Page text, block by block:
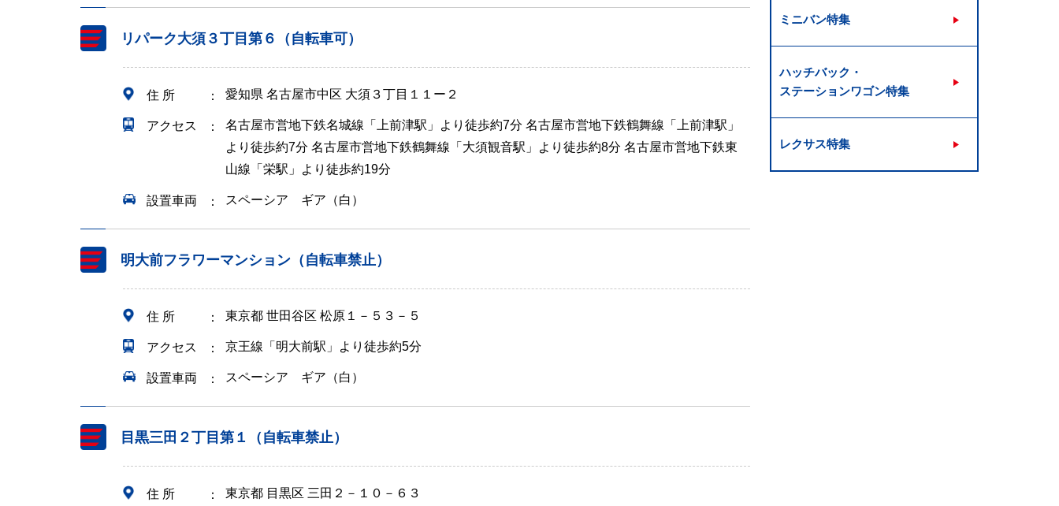
リパーク大須３丁目第６（自転車可）
住 所 愛知県 名古屋市中区 大須３丁目１１ー２
アクセス
名古屋市営地下鉄名城線「上前津駅」より徒歩約7分 名古屋市営地下鉄鶴舞線「上前津駅」
より徒歩約7分 名古屋市営地下鉄鶴舞線「大須観音駅」より徒歩約8分 名古屋市営地下鉄東
山線「栄駅」より徒歩約19分
設置車両 スペーシア ギア（白）
明大前フラワーマンション（自転車禁止）
住 所 東京都 世田谷区 松原１－５３－５
アクセス 京王線「明大前駅」より徒歩約5分
設置車両 スペーシア ギア（白）
目黒三田２丁目第１（自転車禁止）
住 所 東京都 目黒区 三田２－１０－６３
ミニバン特集
ハッチバック・
ステーションワゴン特集
レクサス特集